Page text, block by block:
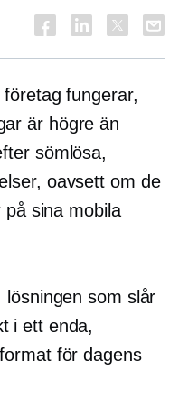
fungerar,
är högre än
sömlösa,
oavsett om de
på sina mobila
lösningen som slår
i ett enda,
för dagens